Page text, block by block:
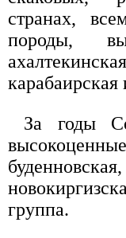
странах,
породы,
карабаирская
За годы
группа.